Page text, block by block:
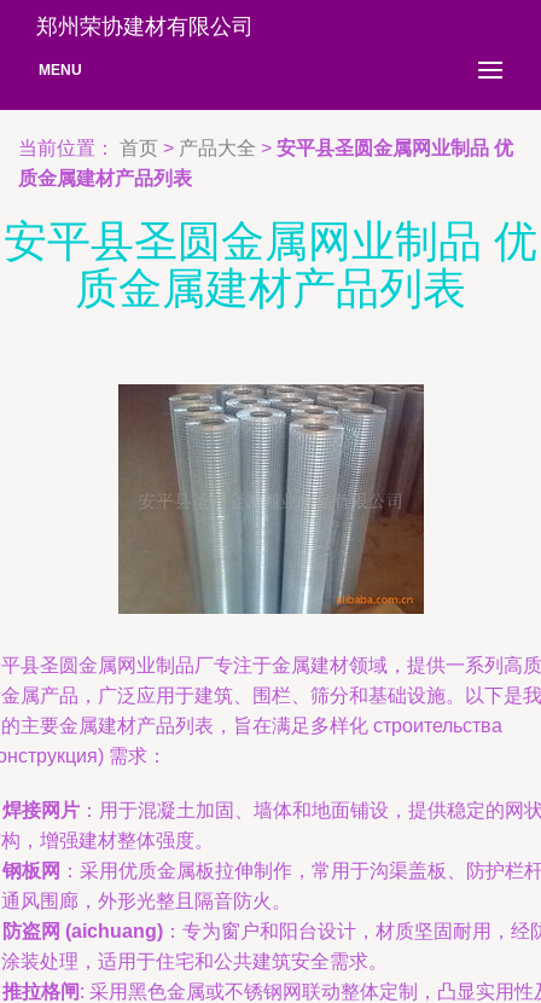
郑州荣协建材有限公司
MENU
当前位置： 首页 > 产品大全 > 安平县圣圆金属网业制品 优
质金属建材产品列表
安平县圣圆金属网业制品 优
质金属建材产品列表
县圣圆金属网业制品厂专注于金属建材领域，提供一系列高质
属产品，广泛应用于建筑、围栏、筛分和基础设施。以下是我
主要金属建材产品列表，旨在满足多样化 строительства
需求：
焊接网片 ：用于混凝土加固、墙体和地面铺设，提供稳定的网
，增强建材整体强度。
钢板网 ：采用优质金属板拉伸制作，常用于沟渠盖板、防护栏
风围廊，外形光整且隔音防火。
防盗网 (aichuang) ：专为窗户和阳台设计，材质坚固耐用，经
装处理，适用于住宅和公共建筑安全需求。
推拉格闸: 采用黑色金属或不锈钢网联动整体定制，凸显实用性